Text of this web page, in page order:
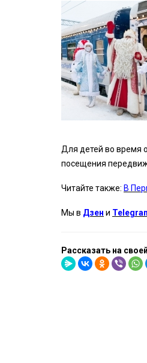
Для детей во время
посещения
Читайте также: В
Мы в Дзен и
Рассказать на